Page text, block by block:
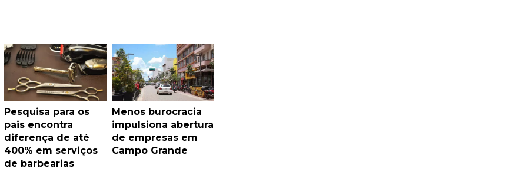
Pesquisa para os
pais encontra
diferença de até
400% em serviços
de barbearias
Menos burocracia
impulsiona abertura
de empresas em
Campo Grande